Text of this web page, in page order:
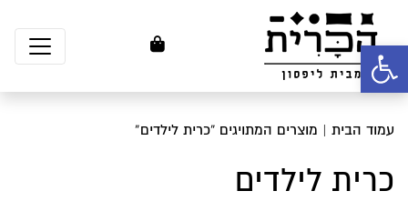
פתח סרגל נגישות
עמוד הבית | מוצרים המתויגים “כרית לילדים”
כרית לילדים